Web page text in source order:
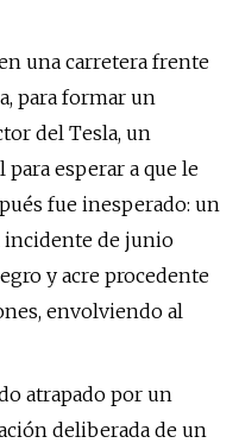
una carretera frente
para formar un
del Tesla, un
esperar a que le
fue inesperado: un
incidente de junio
y acre procedente
envolviendo al
atrapado por un
deliberada de un